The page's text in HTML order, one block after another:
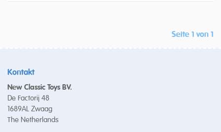
Seite 1 von 1
Kontakt
New Classic Toys BV.
De Factorij 48
1689AL Zwaag
The Netherlands